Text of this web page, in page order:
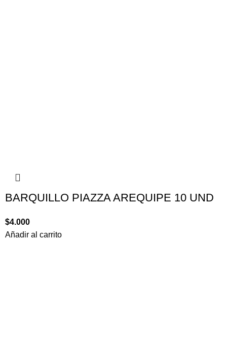
BARQUILLO PIAZZA AREQUIPE 10 UND
$4.000
Añadir al carrito